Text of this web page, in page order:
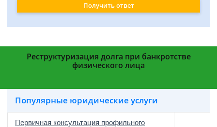
Получить ответ
Реструктуризация долга при банкротстве
физического лица
Популярные юридические услуги
Первичная консультация профильного